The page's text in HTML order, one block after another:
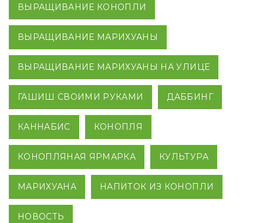
ВЫРАЩИВАНИЕ КОНОПЛИ
ВЫРАЩИВАНИЕ МАРИХУАНЫ
ВЫРАЩИВАНИЕ МАРИХУАНЫ НА УЛИЦЕ
ГАШИШ СВОИМИ РУКАМИ ДАББИНГ
КАННАБИС КОНОПЛЯ
КОНОПЛЯНАЯ ЯРМАРКА КУЛЬТУРА
МАРИХУАНА НАПИТОК ИЗ КОНОПЛИ
НОВОСТЬ